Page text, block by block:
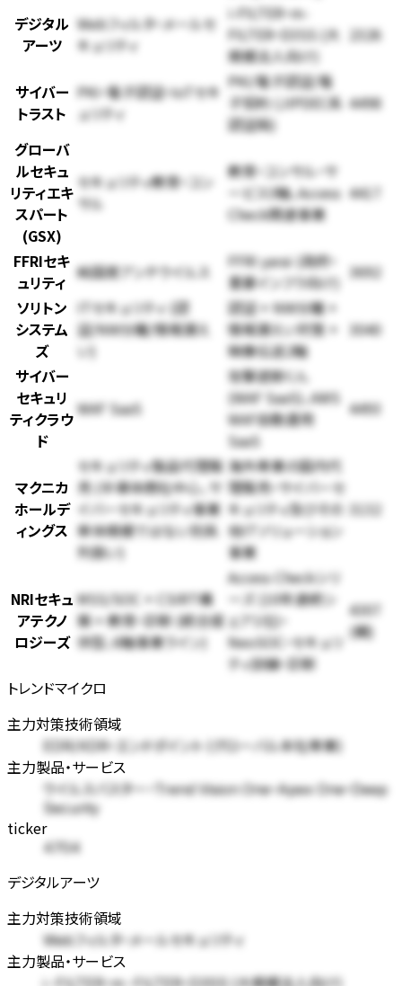
デジタル
アーツ
Webフィルタ・メールセ
キュリティ
i-FILTER・m-
FILTER・D3SS (大
規模法人向け)
2326
サイバー
トラスト
PKI・電子認証・IoTセキ
ュリティ
PKI/電子認証/電
子契約 (JIPDEC系
認証局)
4498
グローバ
ルセキュ
リティエキ
スパート
(GSX)
セキュリティ教育・コン
サル
教育・コンサル・サ
ービス3軸、Access
Check関連事業
4417
FFRIセキ
ュリティ 純国産アンチウイルス
FFRI yarai (政府・
重要インフラ向け) 3692
ソリトン
システム
ズ
ITセキュリティ (認
証/NW分離/情報漏え
い)
認証 + NW分離 +
情報漏えい対策 +
映像伝送2軸
3040
サイバー
セキュリ
ティクラウ
ド
WAF SaaS
攻撃遮断くん
(WAF SaaS)、AWS
WAF自動運用
SaaS
4493
マクニカ
ホールデ
ィングス
セキュリティ製品代理販
売 (半導体商社中心、サ
イバーセキュリティ事業
単体規模ではない別系
列扱い)
海外専業の国内代
理販売・サイバーセ
キュリティ及びその
他ITソリューション
事業
3132
NRIセキュ
アテクノ
ロジーズ
MSS/SOC + CSIRT構
築 + 教育・診断 (統合提
供型、6軸事業ライン)
Access Checkシリ
ーズ (10年連続シ
ェア1位)・
NeoSOC・セキュリ
ティ訓練・診断
4307
(親)
トレンドマイクロ
主力対策技術領域
EDR/XDR・エンドポイント (グローバル本社専業)
主力製品・サービス
ウイルスバスター・Trend Vision One・Apex One・Deep
Security
ticker
4704
デジタルアーツ
主力対策技術領域
Webフィルタ・メールセキュリティ
主力製品・サービス